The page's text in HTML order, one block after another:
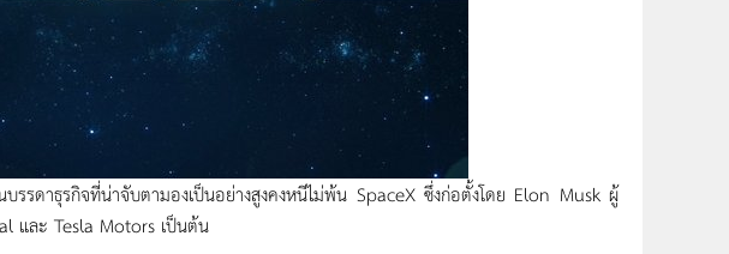
บรรดาธุรกิจที่น่าจับตามองเป็นอย่างสูงคงหนีไม่พ้น SpaceX ซึ่งก่อตั้งโดย Elon Musk ผู้
และ Tesla Motors เป็นต้น